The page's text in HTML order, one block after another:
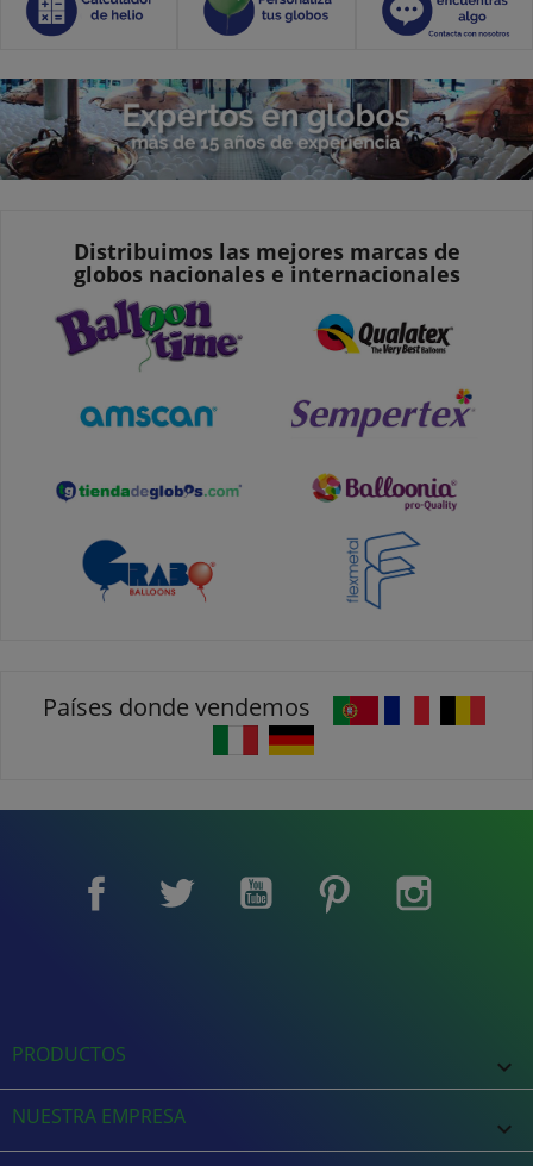
Distribuimos las mejores marcas de
globos nacionales e internacionales
Países donde vendemos
Facebook Twitter YouTube Pinterest
PRODUCTOS 
NUESTRA EMPRESA 